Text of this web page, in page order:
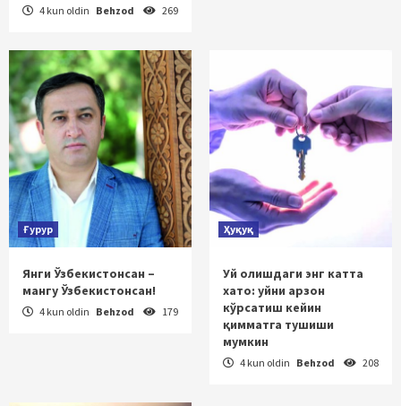
4 kun oldin Behzod 269
Ғурур
Янги Ўзбекистонсан –
мангу Ўзбекистонсан!
4 kun oldin Behzod 179
Ҳуқуқ
Уй олишдаги энг катта
хато: уйни арзон
кўрсатиш кейин
қимматга тушиши
мумкин
4 kun oldin Behzod 208